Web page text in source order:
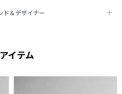
ド＆デザイナー
イテム